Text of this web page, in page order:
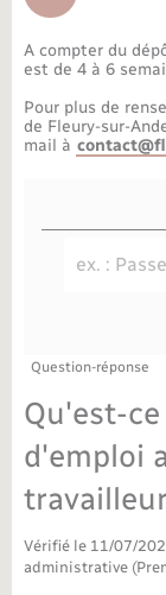
Parrainage
Petite
Info jeunes
Associations
Bibliothèques
Sport
Tourisme
Nouvel
Bornes de
Travaux -
public
Publications
Agenda
La
A compter du
est de 4 à 6
Pour plus de
de Fleury-sur-
mail à
Question-réponse
Qu'est-
d'emploi
Vérifié le 11/07/
administrative